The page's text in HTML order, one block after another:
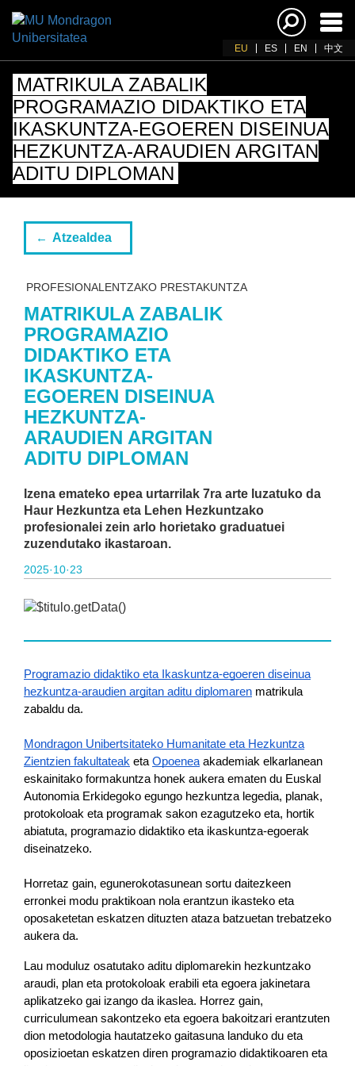
EU ES EN 中文
MATRIKULA ZABALIK
PROGRAMAZIO DIDAKTIKO ETA
IKASKUNTZA-EGOEREN DISEINUA
HEZKUNTZA-ARAUDIEN ARGITAN
ADITU DIPLOMAN
Atzealdea
PROFESIONALENTZAKO PRESTAKUNTZA
MATRIKULA ZABALIK
PROGRAMAZIO
DIDAKTIKO ETA
IKASKUNTZA-
EGOEREN DISEINUA
HEZKUNTZA-
ARAUDIEN ARGITAN
ADITU DIPLOMAN
Izena emateko epea urtarrilak 7ra arte luzatuko da
Haur Hezkuntza eta Lehen Hezkuntzako
profesionalei zein arlo horietako graduatuei
zuzendutako ikastaroan.
2025·10·23
Programazio didaktiko eta Ikaskuntza-egoeren diseinua
hezkuntza-araudien argitan aditu diplomaren matrikula
zabaldu da.
Mondragon Unibertsitateko Humanitate eta Hezkuntza
Zientzien fakultateak eta Opoenea akademiak elkarlanean
eskainitako formakuntza honek aukera ematen du Euskal
Autonomia Erkidegoko egungo hezkuntza legedia, planak,
protokoloak eta programak sakon ezagutzeko eta, hortik
abiatuta, programazio didaktiko eta ikaskuntza-egoerak
diseinatzeko.
Horretaz gain, egunerokotasunean sortu daitezkeen
erronkei modu praktikoan nola erantzun ikasteko eta
oposaketetan eskatzen dituzten ataza batzuetan trebatzeko
aukera da.
Lau moduluz osatutako aditu diplomarekin hezkuntzako
araudi, plan eta protokoloak erabili eta egoera jakinetara
aplikatzeko gai izango da ikaslea. Horrez gain,
curriculumean sakontzeko eta egoera bakoitzari erantzuten
dion metodologia hautatzeko gaitasuna landuko du eta
oposizioetan eskatzen diren programazio didaktikoaren eta